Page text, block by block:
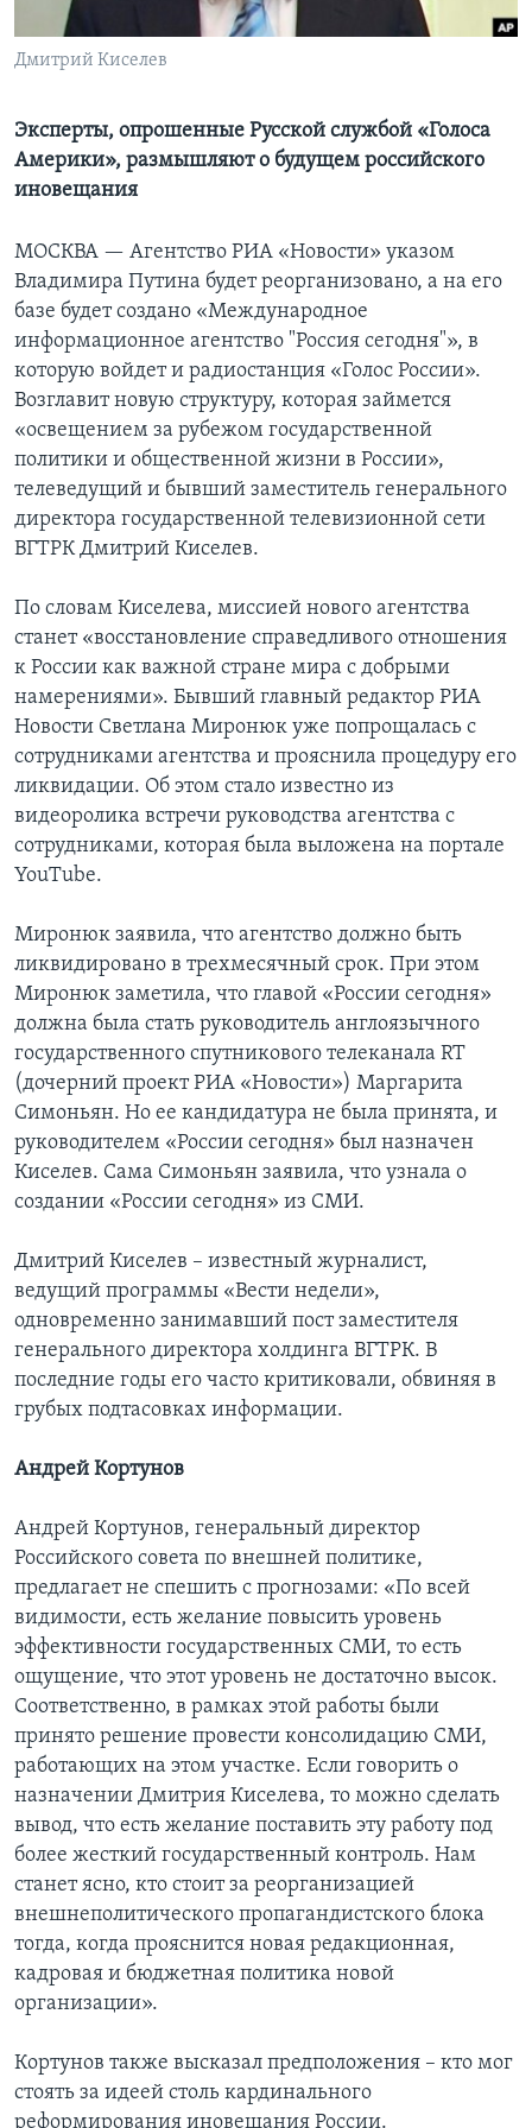
Learning English
Дмитрий Киселев
Эксперты, опрошенные Русской службой «Голоса
Америки», размышляют о будущем российского
иновещания
МОСКВА — Агентство РИА «Новости» указом
Владимира Путина будет реорганизовано, а на его
базе будет создано «Международное
информационное агентство "Россия сегодня"», в
которую войдет и радиостанция «Голос России».
Возглавит новую структуру, которая займется
«освещением за рубежом государственной
политики и общественной жизни в России»,
телеведущий и бывший заместитель генерального
директора государственной телевизионной сети
ВГТРК Дмитрий Киселев.
По словам Киселева, миссией нового агентства
станет «восстановление справедливого отношения
к России как важной стране мира с добрыми
намерениями». Бывший главный редактор РИА
Новости Светлана Миронюк уже попрощалась с
сотрудниками агентства и прояснила процедуру его
ликвидации. Об этом стало известно из
видеоролика встречи руководства агентства с
сотрудниками, которая была выложена на портале
YouTube.
Миронюк заявила, что агентство должно быть
ликвидировано в трехмесячный срок. При этом
Миронюк заметила, что главой «России сегодня»
должна была стать руководитель англоязычного
государственного спутникового телеканала RT
(дочерний проект РИА «Новости») Маргарита
Симоньян. Но ее кандидатура не была принята, и
руководителем «России сегодня» был назначен
Киселев. Сама Симоньян заявила, что узнала о
создании «России сегодня» из СМИ.
Дмитрий Киселев – известный журналист,
ведущий программы «Вести недели»,
одновременно занимавший пост заместителя
генерального директора холдинга ВГТРК. В
последние годы его часто критиковали, обвиняя в
грубых подтасовках информации.
Андрей Кортунов
Андрей Кортунов, генеральный директор
Российского совета по внешней политике,
предлагает не спешить с прогнозами: «По всей
видимости, есть желание повысить уровень
эффективности государственных СМИ, то есть
ощущение, что этот уровень не достаточно высок.
Соответственно, в рамках этой работы были
принято решение провести консолидацию СМИ,
работающих на этом участке. Если говорить о
назначении Дмитрия Киселева, то можно сделать
вывод, что есть желание поставить эту работу под
более жесткий государственный контроль. Нам
станет ясно, кто стоит за реорганизацией
внешнеполитического пропагандистского блока
тогда, когда прояснится новая редакционная,
кадровая и бюджетная политика новой
организации».
Кортунов также высказал предположения – кто мог
стоять за идеей столь кардинального
реформирования иновещания России.